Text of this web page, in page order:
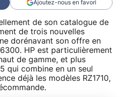
Ajoutez-nous en favori
de son catalogue de
de trois nouvelles
dorénavant son offre en
HP est particulièrement
de gamme, et plus
qui combine en un seul
déjà les modèles RZ1710,